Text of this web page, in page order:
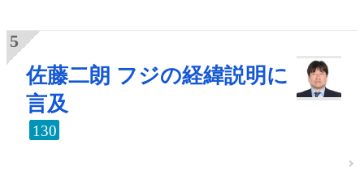
佐藤二朗 フジの経緯説明に
言及
130